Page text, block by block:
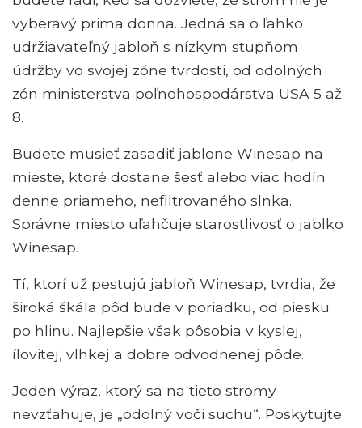
vyberavý prima donna. Jedná sa o ľahko
udržiavateľný jabloň s nízkym stupňom
údržby vo svojej zóne tvrdosti, od odolných
zón ministerstva poľnohospodárstva USA 5 až
8.
Budete musieť zasadiť jablone Winesap na
mieste, ktoré dostane šesť alebo viac hodín
denne priameho, nefiltrovaného slnka.
Správne miesto uľahčuje starostlivosť o jablko
Winesap.
Tí, ktorí už pestujú jabloň Winesap, tvrdia, že
široká škála pôd bude v poriadku, od piesku
po hlinu. Najlepšie však pôsobia v kyslej,
ílovitej, vlhkej a dobre odvodnenej pôde.
Jeden výraz, ktorý sa na tieto stromy
nevzťahuje, je „odolný voči suchu“. Poskytujte